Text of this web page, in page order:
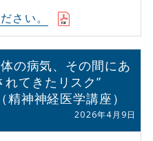
さい。
の病気、その間にあ
れてきたリスク”
神神経医学講座）
2026年4月9日